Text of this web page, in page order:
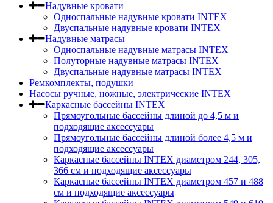
Надувные кровати
Односпальные надувные кровати INTEX
Двуспальные надувные кровати INTEX
Надувные матрасы
Односпальные надувные матрасы INTEX
Полуторные надувные матрасы INTEX
Двуспальные надувные матрасы INTEX
Ремкомплекты, подушки
Насосы ручные, ножные, электрические INTEX
Каркасные бассейны INTEX
Прямоугольные бассейны длиной до 4,5 м и
подходящие аксессуары
Прямоугольные бассейны длиной более 4,5 м и
подходящие аксессуары
Каркасные бассейны INTEX диаметром 244, 305,
366 см и подходящие аксессуары
Каркасные бассейны INTEX диаметром 457 и 488
cм и подходящие аксессуары